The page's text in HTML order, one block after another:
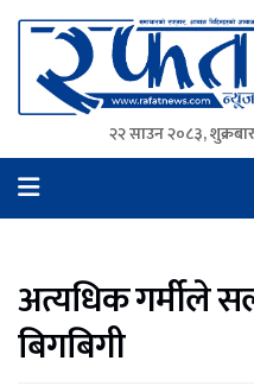
Rafat News
समाचारको रफ्तार, आवाज
२२ साउन २०८३, शुक्रबार
अत्यधिक गर्मीले
बिगबिगी